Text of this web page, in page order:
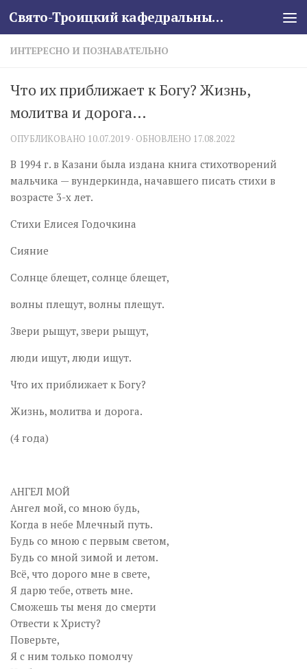
Skip to content Свято-Троицкий кафедральный собор
ИНТЕРЕСНО И ПОЗНАВАТЕЛЬНО
Что их приближает к Богу? Жизнь,
молитва и дорога…
ОПУБЛИКОВАНО 10.07.2019 · ОБНОВЛЕНО 17.08.2022
В 1994 г. в Казани была издана книга стихотворений
мальчика — вундеркинда, начавшего писать стихи в
возрасте 3-х лет.
Стихи Елисея Годочкина
Сияние
Солнце блещет, солнце блещет,
волны плещут, волны плещут.
Звери рыщут, звери рыщут,
люди ищут, люди ищут.
Что их приближает к Богу?
Жизнь, молитва и дорога.
(4 года)
АНГЕЛ МОЙ
Ангел мой, со мною будь,
Когда в небе Млечный путь.
Будь со мною с первым светом,
Будь со мной зимой и летом.
Всё, что дорого мне в свете,
Я дарю тебе, ответь мне.
Сможешь ты меня до смерти
Отвести к Христу?
Поверьте,
Я с ним только помолчу